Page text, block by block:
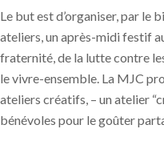
Le but est d’organiser, par le
ateliers, un après-midi festif
fraternité, de la lutte contre
le vivre-ensemble. La MJC
ateliers créatifs, – un atelier
bénévoles pour le goûter